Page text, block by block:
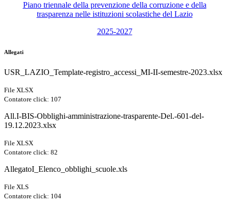
Piano triennale della prevenzione della corruzione e della
trasparenza nelle istituzioni scolastiche del Lazio
2025-2027
Allegati
USR_LAZIO_Template-registro_accessi_MI-II-semestre-2023.xlsx
File XLSX
Contatore click: 107
All.I-BIS-Obblighi-amministrazione-trasparente-Del.-601-del-
19.12.2023.xlsx
File XLSX
Contatore click: 82
AllegatoI_Elenco_obblighi_scuole.xls
File XLS
Contatore click: 104